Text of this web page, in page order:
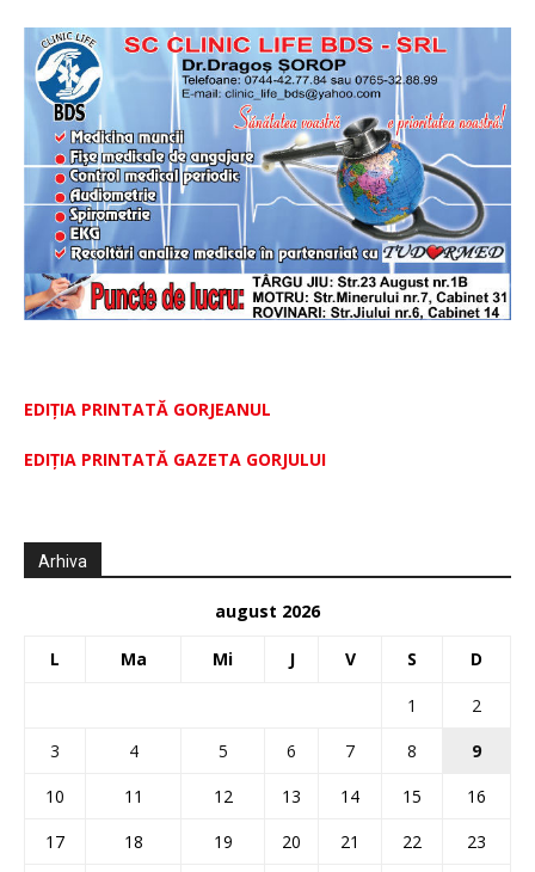
EDIȚIA PRINTATĂ GORJEANUL
EDIŢIA PRINTATĂ GAZETA GORJULUI
Arhiva
august 2026
L Ma Mi J V S D
1
2
3
4 5 6 7 8
9
10
11 12 13 14 15
16
17
18 19 20 21 22 23